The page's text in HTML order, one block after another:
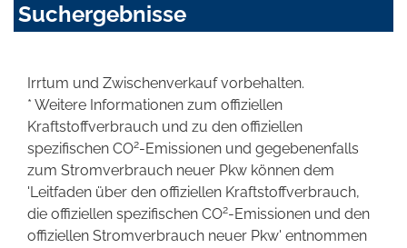
Suchergebnisse
Irrtum und Zwischenverkauf vorbehalten.
* Weitere Informationen zum offiziellen
Kraftstoffverbrauch und zu den offiziellen
spezifischen CO2-Emissionen und gegebenenfalls
zum Stromverbrauch neuer Pkw können dem
'Leitfaden über den offiziellen Kraftstoffverbrauch,
die offiziellen spezifischen CO2-Emissionen und den
offiziellen Stromverbrauch neuer Pkw' entnommen